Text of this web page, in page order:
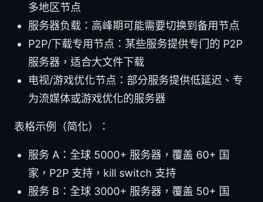
多地区节点
服务器负载：高峰期可能需要切换到备用节点
P2P/下载专用节点：某些服务提供专门的 P2P
服务器，适合大文件下载
电视/游戏优化节点：部分服务提供低延迟、专
为流媒体或游戏优化的服务器
表格示例（简化）：
服务 A：全球 5000+ 服务器，覆盖 60+ 国
家，P2P 支持，kill switch 支持
服务 B：全球 3000+ 服务器，覆盖 50+ 国